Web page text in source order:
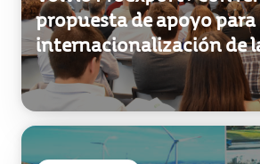
Exportaciones
Uruguay se presentó en
como hub de negocios en
Latinoamérica